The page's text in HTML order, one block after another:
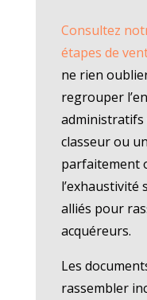
Consultez
étapes de
ne rien
regrouper
administratifs
classeur ou
parfaitement
l’exhaustivité
alliés pour
acquéreurs.
Les
rassembler